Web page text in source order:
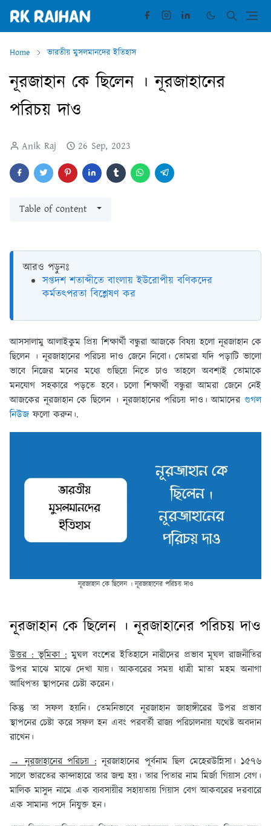
Home ভারতীয় মুসলমানদের ইতিহাস
নূরজাহান কে ছিলেন । নূরজাহানের
পরিচয় দাও
Anik Raj 26 Sep, 2023
Table of content
আরও পড়ুনঃ
সপ্তদশ শতাব্দীতে বাংলায় ইউরোপীয় বণিকদের
কর্মতৎপরতা বিশ্লেষণ কর
আসসালামু আলাইকুম প্রিয় শিক্ষার্থী বন্ধুরা আজকে বিষয় হলো নূরজাহান কে
ছিলেন । নূরজাহানের পরিচয় দাও জেনে নিবো। তোমরা যদি পড়াটি ভালো
ভাবে নিজের মনের মধ্যে গুছিয়ে নিতে চাও তাহলে অবশ্যই তোমাকে
মনযোগ সহকারে পড়তে হবে। চলো শিক্ষার্থী বন্ধুরা আমরা জেনে নেই
আজকের নূরজাহান কে ছিলেন । নূরজাহানের পরিচয় দাও। আমাদের গুগল
নিউজ ফলো করুন।.
নূরজাহান কে ছিলেন । নূরজাহানের পরিচয় দাও
নূরজাহান কে ছিলেন । নূরজাহানের পরিচয় দাও
উত্তর : ভূমিকা :মুঘল বংশের ইতিহাসে নারীদের প্রভাব মূঘল রাজনীতির
উপর মাঝে মাঝে দেখা যায়। আকবরের সময় ধাত্রী মাতা মহম অনাগা
আধিপত্য স্থাপনের চেষ্টা করেন।
কিন্তু তা সফল হয়নি। তেমনিভাবে নূরজাহান জাহাঙ্গীরের উপর প্রভাব
স্থাপনের চেষ্টা করে সফল হন এবং পরবর্তী রাজ্য পরিচালনায় যথেষ্ট অবদান
রাখেন।
→ নূরজাহানের পরিচয় :নূরজাহানের পূর্বনাম ছিল মেহেরউন্নিসা। ১৫৭৬
সালে ভারতের কান্দাহারে তার জন্ম হয়। তার পিতার নাম মির্জা গিয়াস বেগ।
মালিক মাসুদ নামে এক ব্যবসায়ীর সহায়তায় গিয়াস বেগ আকবরের দরবারে
এক সামান্য পদে নিযুক্ত হন।